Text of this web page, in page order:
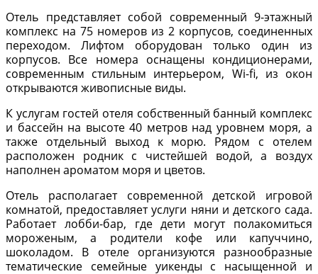
Отель представляет собой современный 9-этажный
комплекс на 75 номеров из 2 корпусов, соединенных
переходом. Лифтом оборудован только один из
корпусов. Все номера оснащены кондиционерами,
современным стильным интерьером, Wi-fi, из окон
открываются живописные виды.
К услугам гостей отеля собственный банный комплекс
и бассейн на высоте 40 метров над уровнем моря, а
также отдельный выход к морю. Рядом с отелем
расположен родник с чистейшей водой, а воздух
наполнен ароматом моря и цветов.
Отель располагает современной детской игровой
комнатой, предоставляет услуги няни и детского сада.
Работает лобби-бар, где дети могут полакомиться
мороженым, а родители кофе или капуччино,
шоколадом. В отеле организуются разнообразные
тематические семейные уикенды с насыщенной и